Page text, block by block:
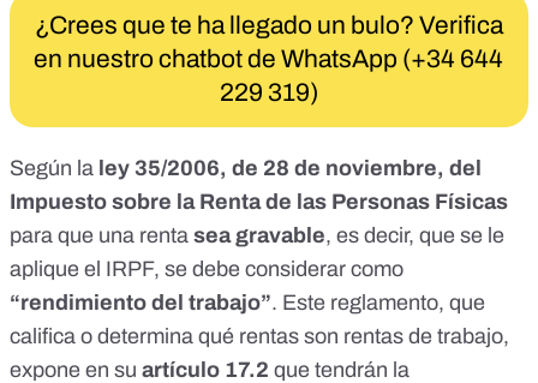
¿Crees que te ha llegado un bulo? Verifica
en nuestro chatbot de WhatsApp (+34 644
229 319)
Según la ley 35/2006, de 28 de noviembre, del
Impuesto sobre la Renta de las Personas Físicas
para que una renta sea gravable, es decir, que se le
aplique el IRPF, se debe considerar como
“rendimiento del trabajo”. Este reglamento, que
califica o determina qué rentas son rentas de trabajo,
expone en su artículo 17.2 que tendrán la